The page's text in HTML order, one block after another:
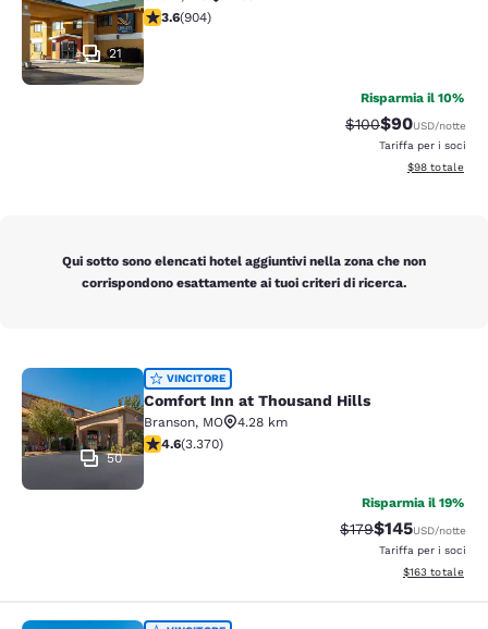
21
Valutazione di 3.59 stelle. Buono. 904 recensioni
3.6(904)
Risparmia il 10%
Tariffa di
$100Tariffa
$90USD/notte
Tariffa per i soci
Visualizza i
$98 totale
Qui sotto sono elencati hotel aggiuntivi nella zona che non
corrispondono esattamente ai tuoi criteri di ricerca.
Comfort Inn at Thousand Hills
50
VINCITORE
Comfort Inn at Thousand Hills
Branson, MO
4.28 km
Valutazione di 4.58 stelle. Ottimo. 3370 recensioni
4.6(3.370)
Risparmia il 19%
Tariffa di barratura:
$179Tariffa
$145USD/notte
Tariffa per i soci
Visualizza i
$163 totale